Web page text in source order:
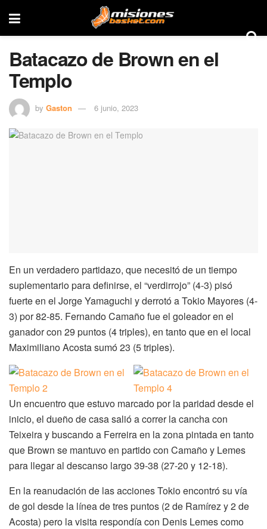
Batacazo de Brown en el
Templo
by Gaston 6 junio, 2023
En un verdadero partidazo, que necesitó de un tiempo
suplementario para definirse, el “verdirrojo” (4-3) pisó
fuerte en el Jorge Yamaguchi y derrotó a Tokio Mayores (4-
3) por 82-85. Fernando Camaño fue el goleador en el
ganador con 29 puntos (4 triples), en tanto que en el local
Maximiliano Acosta sumó 23 (5 triples).
Un encuentro que estuvo marcado por la paridad desde el
inicio, el dueño de casa salió a correr la cancha con
Teixeira y buscando a Ferreira en la zona pintada en tanto
que Brown se mantuvo en partido con Camaño y Lemes
para llegar al descanso largo 39-38 (27-20 y 12-18).
En la reanudación de las acciones Tokio encontró su vía
de gol desde la línea de tres puntos (2 de Ramírez y 2 de
Acosta) pero la visita respondía con Denis Lemes como